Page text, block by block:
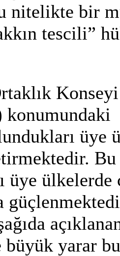
nitelikte bir
tescili”
üye
Bu
üye
yarar